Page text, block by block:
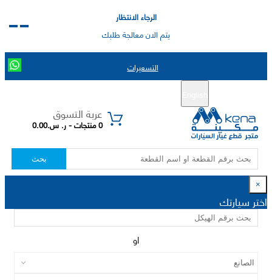
الرجاء الانتظار
يتم الان معالجة طلبك
التسعيرات
عربة التسوق
0 منتجات - ر. س.0.00
بحث
×
اختر سيارتك
او